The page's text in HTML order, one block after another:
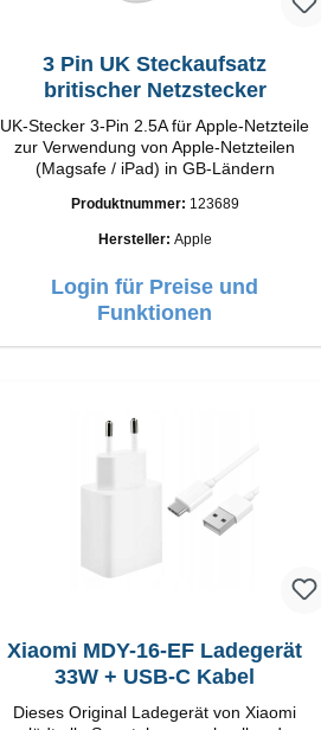
3 Pin UK Steckaufsatz
britischer Netzstecker
UK-Stecker 3-Pin 2.5A für Apple-Netzteile
zur Verwendung von Apple-Netzteilen
(Magsafe / iPad) in GB-Ländern
Produktnummer: 123689
Hersteller: Apple
Login für Preise und
Funktionen
Xiaomi MDY-16-EF Ladegerät
33W + USB-C Kabel
Dieses Original Ladegerät von Xiaomi